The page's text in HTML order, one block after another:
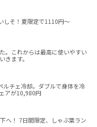
しそ！夏限定で1110円～
。これからは最高に使いやすい
きます。
ルチェ冷却。ダブルで身体を冷
アが10,980円
へ！ 7日間限定、しゃぶ葉ラン